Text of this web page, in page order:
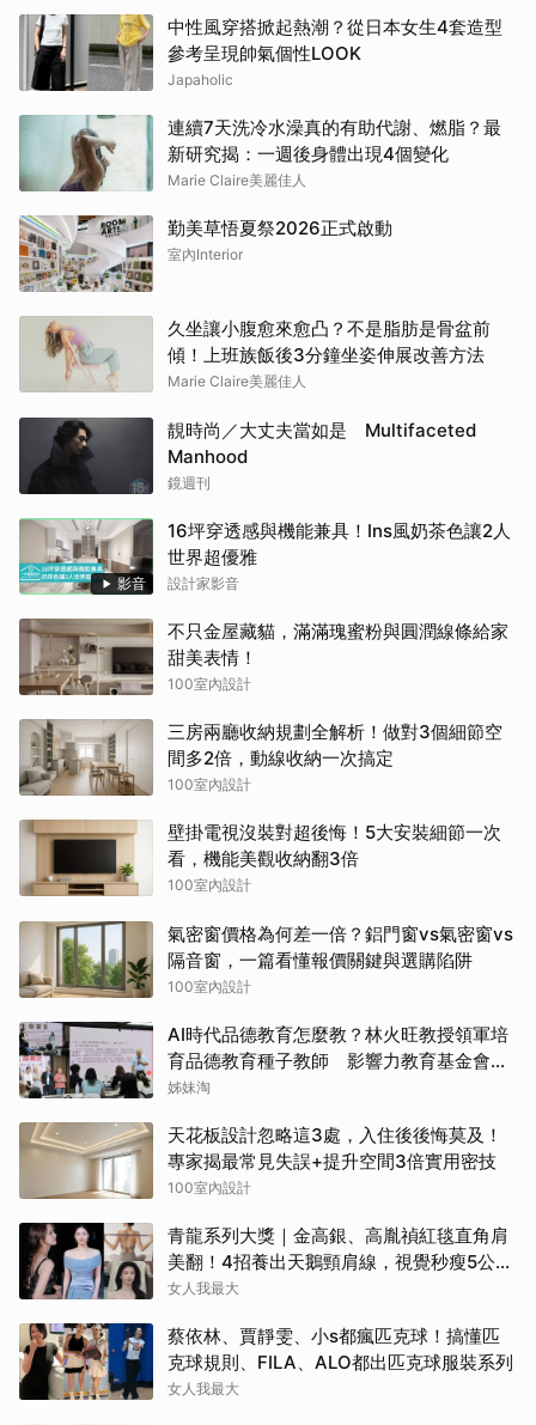
中性風穿搭掀起熱潮？從日本女生4套造型
參考呈現帥氣個性LOOK
Japaholic
連續7天洗冷水澡真的有助代謝、燃脂？最
新研究揭：一週後身體出現4個變化
Marie Claire美麗佳人
勤美草悟夏祭2026正式啟動
室內Interior
久坐讓小腹愈來愈凸？不是脂肪是骨盆前
傾！上班族飯後3分鐘坐姿伸展改善方法
Marie Claire美麗佳人
靚時尚／大丈夫當如是 Multifaceted
Manhood
鏡週刊
影音
16坪穿透感與機能兼具！Ins風奶茶色讓2人
世界超優雅
設計家影音
不只金屋藏貓，滿滿瑰蜜粉與圓潤線條給家
甜美表情！
100室內設計
三房兩廳收納規劃全解析！做對3個細節空
間多2倍，動線收納一次搞定
100室內設計
壁掛電視沒裝對超後悔！5大安裝細節一次
看，機能美觀收納翻3倍
100室內設計
氣密窗價格為何差一倍？鋁門窗vs氣密窗vs
隔音窗，一篇看懂報價關鍵與選購陷阱
100室內設計
AI時代品德教育怎麼教？林火旺教授領軍培
育品德教育種子教師 影響力教育基金會攜
手新生代基金會
姊妹淘
天花板設計忽略這3處，入住後後悔莫及！
專家揭最常見失誤+提升空間3倍實用密技
100室內設計
青龍系列大獎｜金高銀、高胤禎紅毯直角肩
美翻！4招養出天鵝頸肩線，視覺秒瘦5公
斤！
女人我最大
蔡依林、賈靜雯、小s都瘋匹克球！搞懂匹
克球規則、FILA、ALO都出匹克球服裝系列
女人我最大